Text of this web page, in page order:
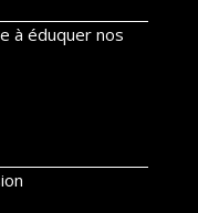
à éduquer nos